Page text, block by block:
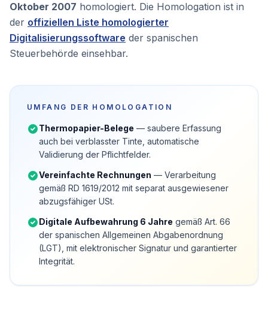
Oktober 2007 homologiert. Die Homologation ist in
der offiziellen Liste homologierter
Digitalisierungssoftware der spanischen
Steuerbehörde einsehbar.
UMFANG DER HOMOLOGATION
Thermopapier-Belege — saubere Erfassung
auch bei verblasster Tinte, automatische
Validierung der Pflichtfelder.
Vereinfachte Rechnungen — Verarbeitung
gemäß RD 1619/2012 mit separat ausgewiesener
abzugsfähiger USt.
Digitale Aufbewahrung 6 Jahre gemäß Art. 66
der spanischen Allgemeinen Abgabenordnung
(LGT), mit elektronischer Signatur und garantierter
Integrität.